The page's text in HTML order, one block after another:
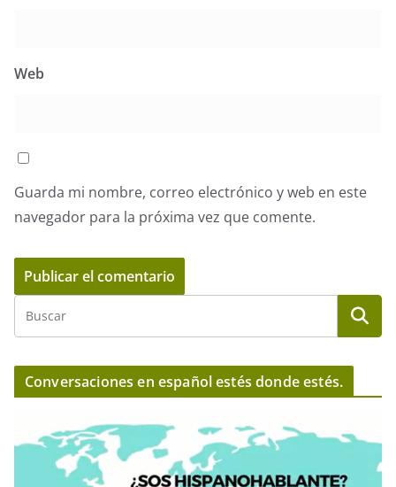
Web
Guarda mi nombre, correo electrónico y web en este
navegador para la próxima vez que comente.
Conversaciones en español estés donde estés.
e